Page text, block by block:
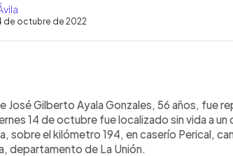
de octubre de 2022
artículo
José Gilberto Ayala Gonzales, 56 años, fue
14 de octubre fue localizado sin vida a un
sobre el kilómetro 194, en caserío Perical,
departamento de La Unión.